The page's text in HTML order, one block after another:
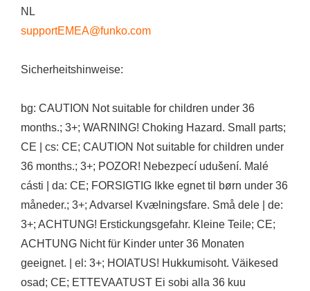
NL
supportEMEA@funko.com
Sicherheitshinweise:
bg: CAUTION Not suitable for children under 36
months.; 3+; WARNING! Choking Hazard. Small parts;
CE | cs: CE; CAUTION Not suitable for children under
36 months.; 3+; POZOR! Nebezpecí udušení. Malé
cásti | da: CE; FORSIGTIG Ikke egnet til børn under 36
måneder.; 3+; Advarsel Kvælningsfare. Små dele | de:
3+; ACHTUNG! Erstickungsgefahr. Kleine Teile; CE;
ACHTUNG Nicht für Kinder unter 36 Monaten
geeignet. | el: 3+; HOIATUS! Hukkumisoht. Väikesed
osad; CE; ETTEVAATUST Ei sobi alla 36 kuu